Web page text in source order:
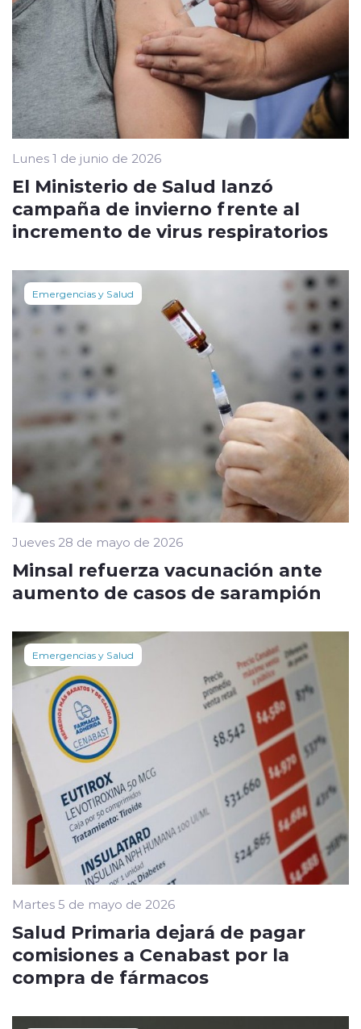
Lunes 1 de junio de 2026
El Ministerio de Salud lanzó
campaña de invierno frente al
incremento de virus respiratorios
Emergencias y Salud
Jueves 28 de mayo de 2026
Minsal refuerza vacunación ante
aumento de casos de sarampión
Emergencias y Salud
Martes 5 de mayo de 2026
Salud Primaria dejará de pagar
comisiones a Cenabast por la
compra de fármacos